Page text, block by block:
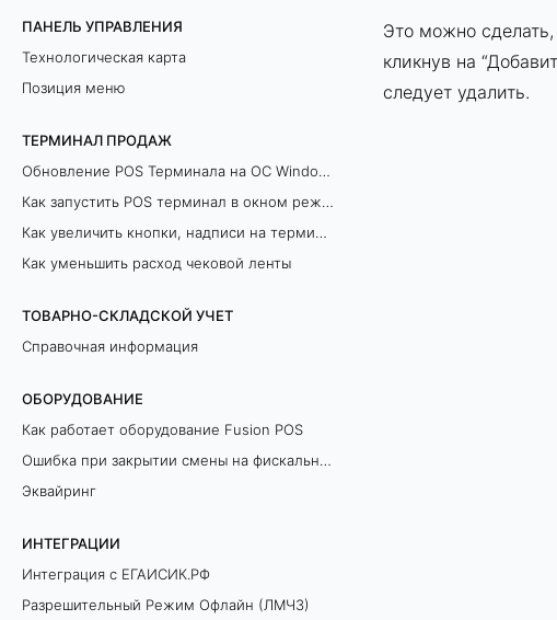
ПАНЕЛЬ УПРАВЛЕНИЯ
Технологическая карта
Позиция меню
ТЕРМИНАЛ ПРОДАЖ
Обновление POS Терминала на ОС Windows
Как запустить POS терминал в окном режиме
Как увеличить кнопки, надписи на терминале продаж
Как уменьшить расход чековой ленты
ТОВАРНО-СКЛАДСКОЙ УЧЕТ
Справочная информация
ОБОРУДОВАНИЕ
Как работает оборудование Fusion POS
Ошибка при закрытии смены на фискальном регистраторе
Эквайринг
ИНТЕГРАЦИИ
Интеграция с ЕГАИСИК.РФ
Разрешительный Режим Офлайн (ЛМЧЗ)
Это можно
кликнув на
следует удалить.